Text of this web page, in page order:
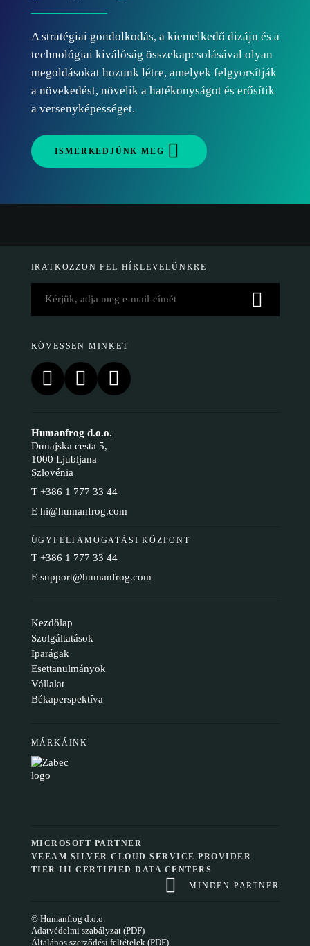
A stratégiai gondolkodás, a kiemelkedő dizájn és a
technológiai kiválóság összekapcsolásával olyan
megoldásokat hozunk létre, amelyek felgyorsítják
a növekedést, növelik a hatékonyságot és erősítik
a versenyképességet.
ISMERKEDJÜNK MEG
IRATKOZZON FEL HÍRLEVELÜNKRE
KÖVESSEN MINKET
Humanfrog d.o.o.
Dunajska cesta 5,
1000 Ljubljana
Szlovénia
T +386 1 777 33 44
E hi@humanfrog.com
ÜGYFÉLTÁMOGATÁSI KÖZPONT
T +386 1 777 33 44
E support@humanfrog.com
Kezdőlap
Szolgáltatások
Iparágak
Esettanulmányok
Vállalat
Békaperspektíva
MÁRKÁINK
MICROSOFT PARTNER
VEEAM SILVER CLOUD SERVICE PROVIDER
TIER III CERTIFIED DATA CENTERS
MINDEN PARTNER
© Humanfrog d.o.o.
Adatvédelmi szabályzat (PDF)
Általános szerződési feltételek (PDF)